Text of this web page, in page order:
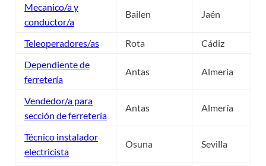
Mecanico/a y
conductor/a
Bailen Jaén
Teleoperadores/as Rota
Cádiz
Dependiente de
ferretería
Antas Almería
Vendedor/a para
sección de ferretería
Antas Almería
Técnico instalador
electricista
Osuna Sevilla